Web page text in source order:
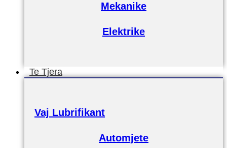
Mekanike
Elektrike
Te Tjera
Vaj Lubrifikant
Automjete